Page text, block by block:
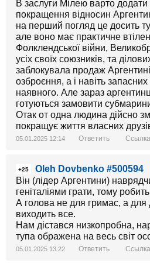
В заслуги Мілею варто додати
покращення відносин
на перший погляд це досить
але воно має практичне
Фолклендської війни,
усіх своїх союзників, та
заблокувала продаж
озброєння, а і навіть
наявного. Але зараз
готуються замовити субмарини
Отак от одна людина дійсно
покращує життя власних
05.01.2025 12:14 Ответить Ссылка
+25
Oleh Dovbenko #500594
Він (лідер Аргентини)
геніталіями грати, тому
А голова не для гримас, а для
виходить все.
Нам дістався низкопробна,
тупа ображена на весь світ
05.01.2025 13:22 Ответить Ссылка